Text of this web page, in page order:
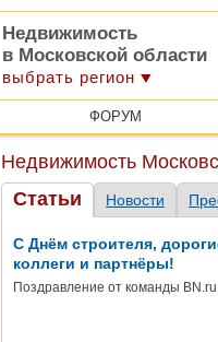
Недвижимость
в Московской области
выбрать регион
ФОРУМ
Недвижимость
Статьи
Новости
С Днём строителя,
коллеги и партнёры!
Поздравление от команды BN.ru